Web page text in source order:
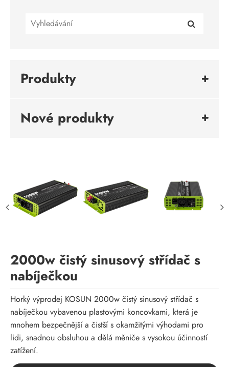
Produkty
Nové produkty
2000w čistý sinusový střídač s
nabíječkou
Horký výprodej KOSUN 2000w čistý sinusový střídač s
nabíječkou vybavenou plastovými koncovkami, která je
mnohem bezpečnější a čistší s okamžitými výhodami pro
lidi, snadnou obsluhou a dělá měniče s vysokou účinností
zatížení.